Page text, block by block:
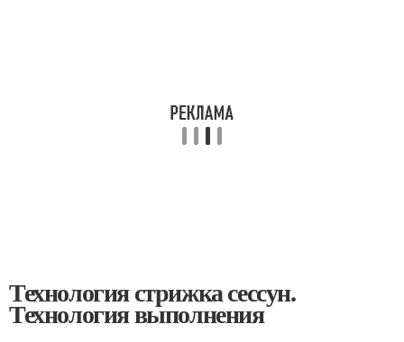
Технология стрижка сессун.
Технология выполнения